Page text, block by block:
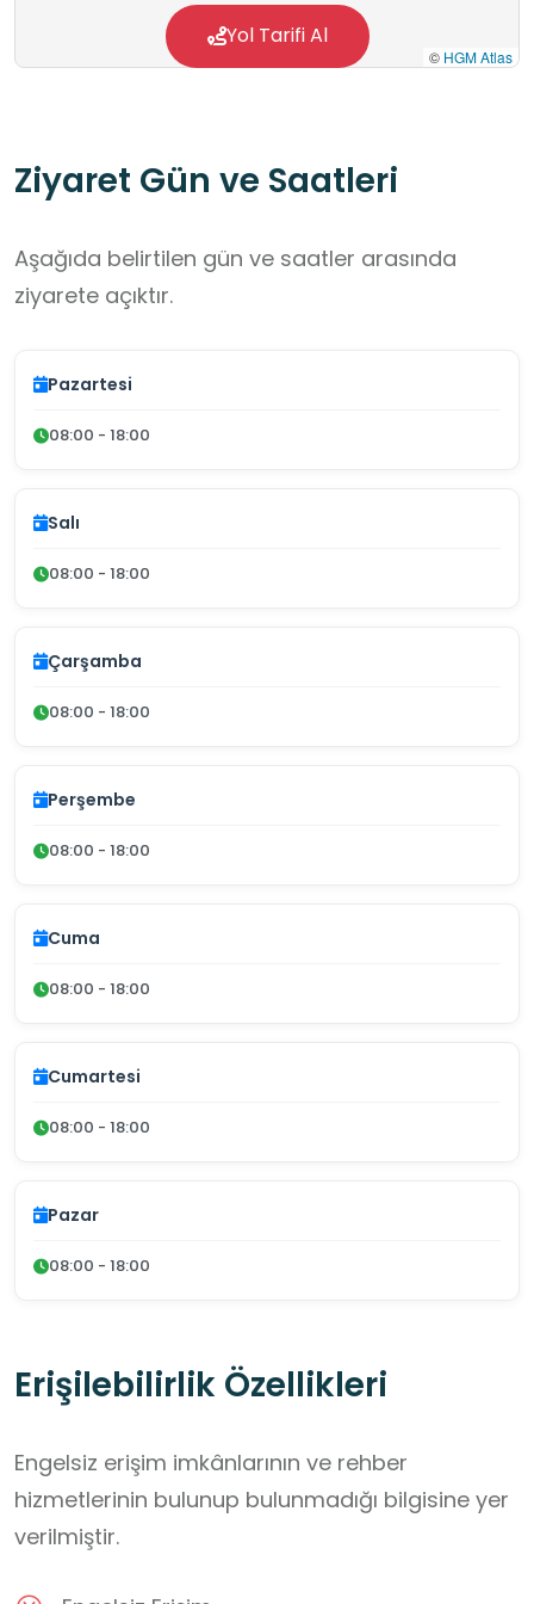
tanımak açısından büyük bir fırsattır.
© HGM Atlas
Yol Tarifi Al
Ziyaret Gün ve Saatleri
Aşağıda belirtilen gün ve saatler arasında
ziyarete açıktır.
Pazartesi
08:00 - 18:00
Salı
08:00 - 18:00
Çarşamba
08:00 - 18:00
Perşembe
08:00 - 18:00
Cuma
08:00 - 18:00
Cumartesi
08:00 - 18:00
Pazar
08:00 - 18:00
Erişilebilirlik Özellikleri
Engelsiz erişim imkânlarının ve rehber
hizmetlerinin bulunup bulunmadığı bilgisine yer
verilmiştir.